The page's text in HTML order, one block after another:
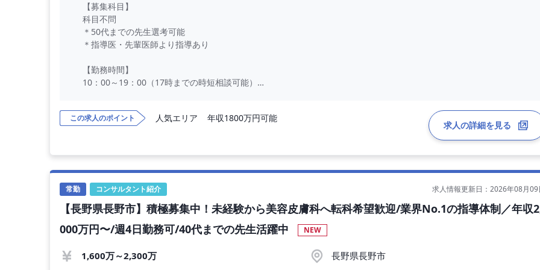
【募集科目】
科目不問
＊50代までの先生選考可能
＊指導医・先輩医師より指導あり
【勤務時間】
10：00～19：00（17時までの時短相談可能）
・休憩時間：60分
・残業なし
週3日〜週5日
＊シフト制でのご勤務となります
＊固定休の相談可能
【勤務エリア】
自宅から60分圏内〜宿泊出張まで選択可
美容外科・美容皮膚科治療や施術等
この求人のポイント 人気エリア 年収1800万円可能
求人の詳細を見る
常勤 コンサルタント紹介 求人情報更新日：2026年08月09
【長野県長野市】積極募集中！未経験から美容皮膚科へ転科希望歓迎/業界No.1の指導体制／年収
000万円〜/週4日勤務可/40代までの先生活躍中
NEW
1,600万～2,300万 長野県長野市